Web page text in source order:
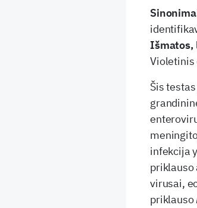
Išmatos,
Violetinis
Šis
infekcija
priklauso
virusai,
priklauso